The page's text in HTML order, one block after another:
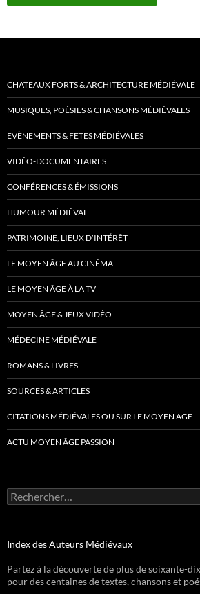
CHÂTEAUX FORTS & ARCHITECTURE MÉDIÉVALE
MUSIQUES, POÉSIES & CHANSONS MÉDIÉVALES
EVÈNEMENTS & FÊTES MÉDIÉVALES
VIDÉO-DOCUMENTAIRES
CONFÉRENCES & ÉMISSIONS
HUMOUR MÉDIÉVAL
PATRIMOINE, LIEUX D’INTÉRÊT
LE MOYEN ÂGE AU CINÉMA
LE MOYEN ÂGE À LA TV
MOYEN ÂGE & JEUX VIDÉO
MÉDECINE MÉDIÉVALE
ROMANS & LIVRES
SOURCES & ARTICLES
CITATIONS MÉDIÉVALES OU SUR LE MOYEN ÂGE
ACTU MOYEN ÂGE PASSION
Rechercher :
Index des Auteurs Médiévaux
Partez à la découverte de plus de soixante-
pour des centaines de textes, chansons et